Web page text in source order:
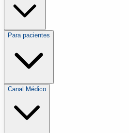
Para pacientes
Canal Médico